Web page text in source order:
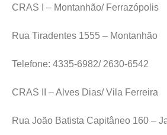
CRAS I – Montanhão/ Ferrazópolis
Rua Tiradentes 1555 – Montanhão
Telefone: 4335-6982/ 2630-6542
CRAS II – Alves Dias/ Vila Ferreira
Rua João Batista Capitâneo 160 –